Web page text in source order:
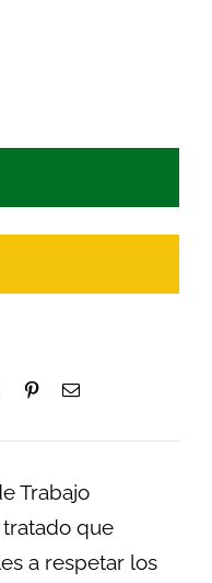
Trabajo
que
a respetar los